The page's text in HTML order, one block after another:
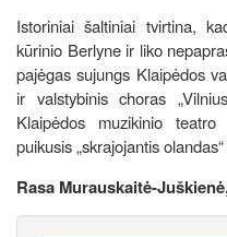
Istoriniai šaltiniai tvirtina,
kūrinio Berlyne ir liko
pajėgas sujungs Klaipėdos
ir valstybinis choras
Klaipėdos muzikinio
puikusis „skrajojantis
Rasa Murauskaitė-